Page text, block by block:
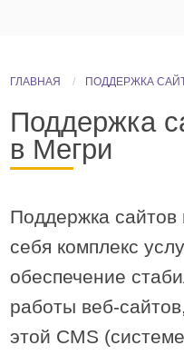
ГЛАВНАЯ ПОДДЕРЖКА
Поддержка
в Мегри
Поддержка сайтов
себя комплекс
обеспечение
работы веб-
этой CMS